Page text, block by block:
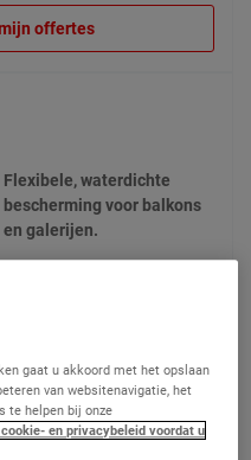
offertes
Flexibele, waterdichte
bescherming voor balkons
en galerijen.
Vanaf € 212,90
gaat u akkoord met het opslaan
van websitenavigatie, het
te helpen bij onze
en privacybeleid voordat u